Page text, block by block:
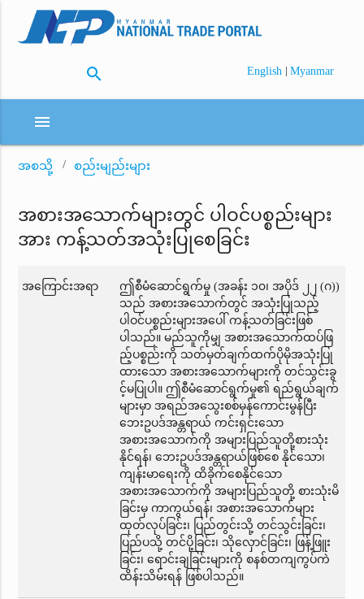
search English | Myanmar
menu
အစသို့ စည်းမျည်းများ
အစားအသောက်များတွင် ပါဝင်ပစ္စည်းများ
အား ကန့်သတ်အသုံးပြုစေခြင်း
အကြောင်းအရာ
ဤစီမံဆောင်ရွက်မှု (အခန်း ၁၀၊ အပိုဒ် ၂၂ (ဂ))
သည် အစားအသောက်တွင် အသုံးပြုသည့်
ပါဝင်ပစ္စည်းများအပေါ် ကန့်သတ်ခြင်းဖြစ်
ပါသည်။ မည်သူကိုမျှ အစားအသောက်ထပ်ဖြ
ည့်ပစ္စည်းကို သတ်မှတ်ချက်ထက်ပိုမိုအသုံးပြု
ထားသော အစားအသောက်များကို တင်သွင်းခွ
င့်မပြုပါ။ ဤစီမံဆောင်ရွက်မှု၏ ရည်ရွယ်ချက်
များမှာ အရည်အသွေးစစ်မှန်ကောင်းမွန်ပြီး
ဘေးဥပဒ်အန္တရာယ် ကင်းရှင်းသော
အစားအသောက်ကို အများပြည်သူတို့စားသုံး
နိုင်ရန်၊ ဘေးဥပဒ်အန္တရာယ်ဖြစ်စေ နိုင်သော၊
ကျန်းမာရေးကို ထိခိုက်စေနိုင်သော
အစားအသောက်ကို အများပြည်သူတို့ စားသုံးမိ
ခြင်းမှ ကာကွယ်ရန်၊ အစားအသောက်များ
ထုတ်လုပ်ခြင်း၊ ပြည်တွင်းသို့ တင်သွင်းခြင်း၊
ပြည်ပသို့ တင်ပို့ခြင်း၊ သိုလှောင်ခြင်း၊ ဖြန့်ဖြူး
ခြင်း၊ ရောင်းချခြင်းများကို စနစ်တကျကွပ်ကဲ
ထိန်းသိမ်းရန် ဖြစ်ပါသည်။